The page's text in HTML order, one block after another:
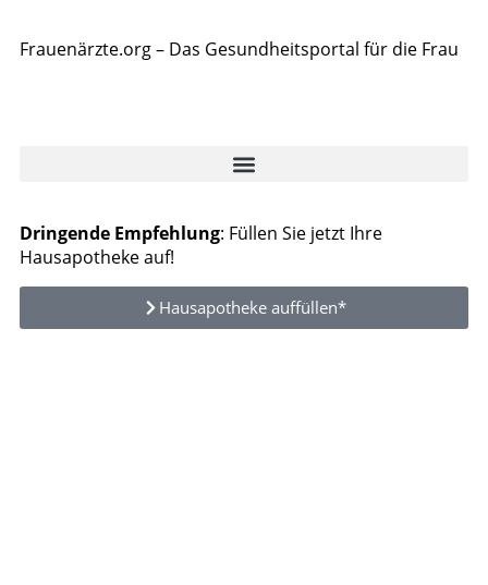
Frauenärzte.org – Das Gesundheitsportal für die Frau
Dringende Empfehlung: Füllen Sie jetzt Ihre
Hausapotheke auf!
Hausapotheke auffüllen*